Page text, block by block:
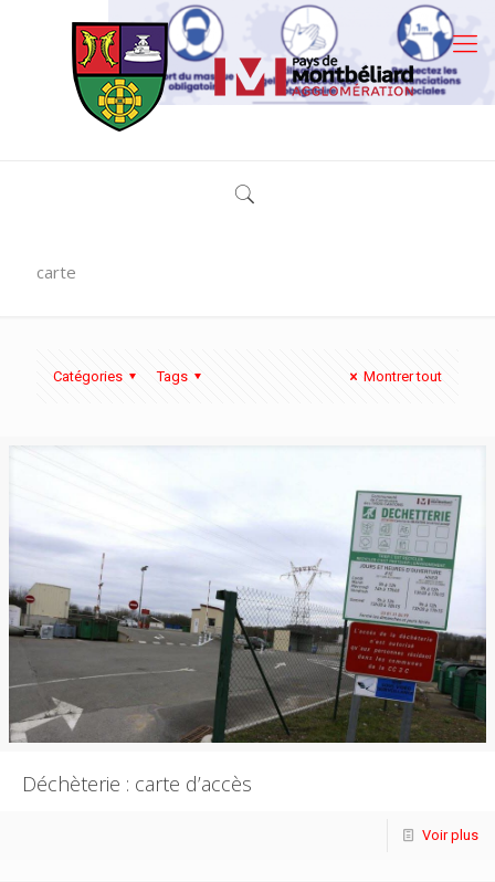
carte
Catégories Tags Montrer tout
Déchèterie : carte d’accès
Voir plus